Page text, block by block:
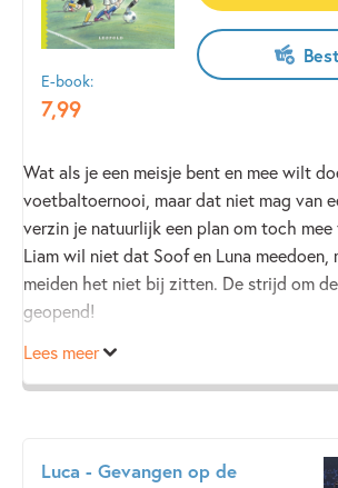
E-book:
7,99
Wat als je een meisje bent en mee wilt
voetbaltoernooi, maar dat niet mag van
verzin je natuurlijk een plan om toch mee
Liam wil niet dat Soof en Luna meedoen,
meiden het niet bij zitten. De strijd om
geopend!
Lees meer
Luca - Gevangen op de